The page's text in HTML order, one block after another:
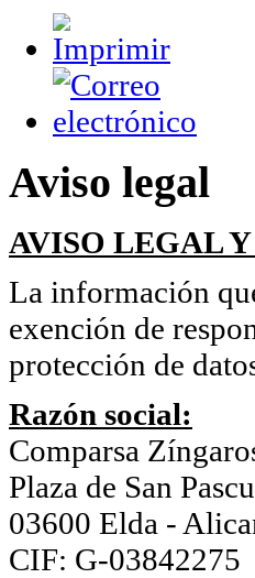
Aviso legal
AVISO LEGAL
La información
exención de
protección de
Razón social:
Comparsa
Plaza de San
03600 Elda -
CIF: G-03842275